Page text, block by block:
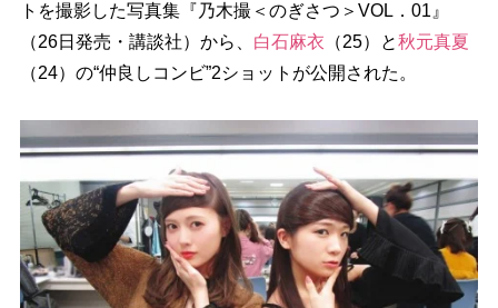
トを撮影した写真集『乃木撮＜のぎさつ＞VOL．01』
（26日発売・講談社）から、 白石麻衣 （25）と秋元真夏
（24）の“仲良しコンビ”2ショットが公開された。